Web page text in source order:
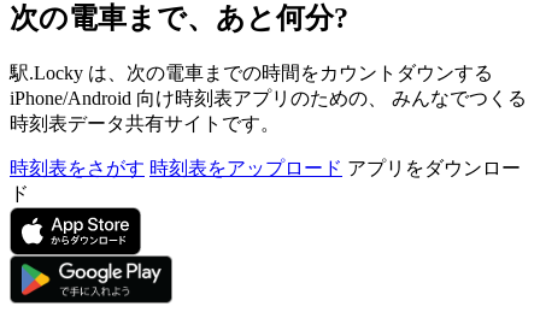
次の電車まで、あと何分?
駅.Locky は、次の電車までの時間をカウントダウンする
iPhone/Android 向け時刻表アプリのための、 みんなでつくる
時刻表データ共有サイトです。
時刻表をさがす 時刻表をアップロード アプリをダウンロー
ド